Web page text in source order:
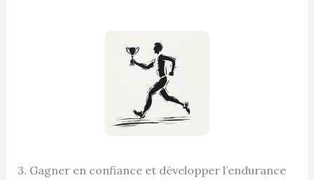
3. Gagner en confiance et développer l’endurance